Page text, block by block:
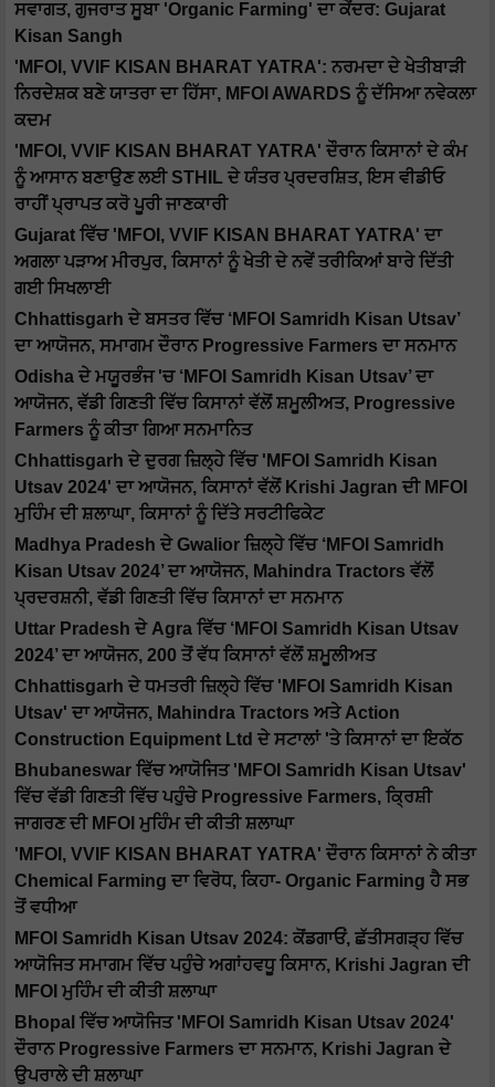
ਸਵਾਗਤ, ਗੁਜਰਾਤ ਸੂਬਾ 'Organic Farming' ਦਾ ਕੇਂਦਰ: Gujarat
Kisan Sangh
'MFOI, VVIF KISAN BHARAT YATRA': ਨਰਮਦਾ ਦੇ ਖੇਤੀਬਾੜੀ
ਨਿਰਦੇਸ਼ਕ ਬਣੇ ਯਾਤਰਾ ਦਾ ਹਿੱਸਾ, MFOI AWARDS ਨੂੰ ਦੱਸਿਆ ਨਵੇਕਲਾ
ਕਦਮ
'MFOI, VVIF KISAN BHARAT YATRA' ਦੌਰਾਨ ਕਿਸਾਨਾਂ ਦੇ ਕੰਮ
ਨੂੰ ਆਸਾਨ ਬਣਾਉਣ ਲਈ STHIL ਦੇ ਯੰਤਰ ਪ੍ਰਦਰਸ਼ਿਤ, ਇਸ ਵੀਡੀਓ
ਰਾਹੀਂ ਪ੍ਰਾਪਤ ਕਰੋ ਪੂਰੀ ਜਾਣਕਾਰੀ
Gujarat ਵਿੱਚ 'MFOI, VVIF KISAN BHARAT YATRA' ਦਾ
ਅਗਲਾ ਪੜਾਅ ਮੀਰਪੁਰ, ਕਿਸਾਨਾਂ ਨੂੰ ਖੇਤੀ ਦੇ ਨਵੇਂ ਤਰੀਕਿਆਂ ਬਾਰੇ ਦਿੱਤੀ
ਗਈ ਸਿਖਲਾਈ
Chhattisgarh ਦੇ ਬਸਤਰ ਵਿੱਚ ‘MFOI Samridh Kisan Utsav’
ਦਾ ਆਯੋਜਨ, ਸਮਾਗਮ ਦੌਰਾਨ Progressive Farmers ਦਾ ਸਨਮਾਨ
Odisha ਦੇ ਮਯੂਰਭੰਜ 'ਚ ‘MFOI Samridh Kisan Utsav’ ਦਾ
ਆਯੋਜਨ, ਵੱਡੀ ਗਿਣਤੀ ਵਿੱਚ ਕਿਸਾਨਾਂ ਵੱਲੋਂ ਸ਼ਮੂਲੀਅਤ, Progressive
Farmers ਨੂੰ ਕੀਤਾ ਗਿਆ ਸਨਮਾਨਿਤ
Chhattisgarh ਦੇ ਦੁਰਗ ਜ਼ਿਲ੍ਹੇ ਵਿੱਚ 'MFOI Samridh Kisan
Utsav 2024' ਦਾ ਆਯੋਜਨ, ਕਿਸਾਨਾਂ ਵੱਲੋਂ Krishi Jagran ਦੀ MFOI
ਮੁਹਿੰਮ ਦੀ ਸ਼ਲਾਘਾ, ਕਿਸਾਨਾਂ ਨੂੰ ਦਿੱਤੇ ਸਰਟੀਫਿਕੇਟ
Madhya Pradesh ਦੇ Gwalior ਜ਼ਿਲ੍ਹੇ ਵਿੱਚ ‘MFOI Samridh
Kisan Utsav 2024’ ਦਾ ਆਯੋਜਨ, Mahindra Tractors ਵੱਲੋਂ
ਪ੍ਰਦਰਸ਼ਨੀ, ਵੱਡੀ ਗਿਣਤੀ ਵਿੱਚ ਕਿਸਾਨਾਂ ਦਾ ਸਨਮਾਨ
Uttar Pradesh ਦੇ Agra ਵਿੱਚ ‘MFOI Samridh Kisan Utsav
2024’ ਦਾ ਆਯੋਜਨ, 200 ਤੋਂ ਵੱਧ ਕਿਸਾਨਾਂ ਵੱਲੋਂ ਸ਼ਮੂਲੀਅਤ
Chhattisgarh ਦੇ ਧਮਤਰੀ ਜ਼ਿਲ੍ਹੇ ਵਿੱਚ 'MFOI Samridh Kisan
Utsav' ਦਾ ਆਯੋਜਨ, Mahindra Tractors ਅਤੇ Action
Construction Equipment Ltd ਦੇ ਸਟਾਲਾਂ 'ਤੇ ਕਿਸਾਨਾਂ ਦਾ ਇਕੱਠ
Bhubaneswar ਵਿੱਚ ਆਯੋਜਿਤ 'MFOI Samridh Kisan Utsav'
ਵਿੱਚ ਵੱਡੀ ਗਿਣਤੀ ਵਿੱਚ ਪਹੁੰਚੇ Progressive Farmers, ਕ੍ਰਿਸ਼ੀ
ਜਾਗਰਣ ਦੀ MFOI ਮੁਹਿੰਮ ਦੀ ਕੀਤੀ ਸ਼ਲਾਘਾ
'MFOI, VVIF KISAN BHARAT YATRA' ਦੌਰਾਨ ਕਿਸਾਨਾਂ ਨੇ ਕੀਤਾ
Chemical Farming ਦਾ ਵਿਰੋਧ, ਕਿਹਾ- Organic Farming ਹੈ ਸਭ
ਤੋਂ ਵਧੀਆ
MFOI Samridh Kisan Utsav 2024: ਕੋਂਡਗਾਓਂ, ਛੱਤੀਸਗੜ੍ਹ ਵਿੱਚ
ਆਯੋਜਿਤ ਸਮਾਗਮ ਵਿੱਚ ਪਹੁੰਚੇ ਅਗਾਂਹਵਧੂ ਕਿਸਾਨ, Krishi Jagran ਦੀ
MFOI ਮੁਹਿੰਮ ਦੀ ਕੀਤੀ ਸ਼ਲਾਘਾ
Bhopal ਵਿੱਚ ਆਯੋਜਿਤ 'MFOI Samridh Kisan Utsav 2024'
ਦੌਰਾਨ Progressive Farmers ਦਾ ਸਨਮਾਨ, Krishi Jagran ਦੇ
ਉਪਰਾਲੇ ਦੀ ਸ਼ਲਾਘਾ